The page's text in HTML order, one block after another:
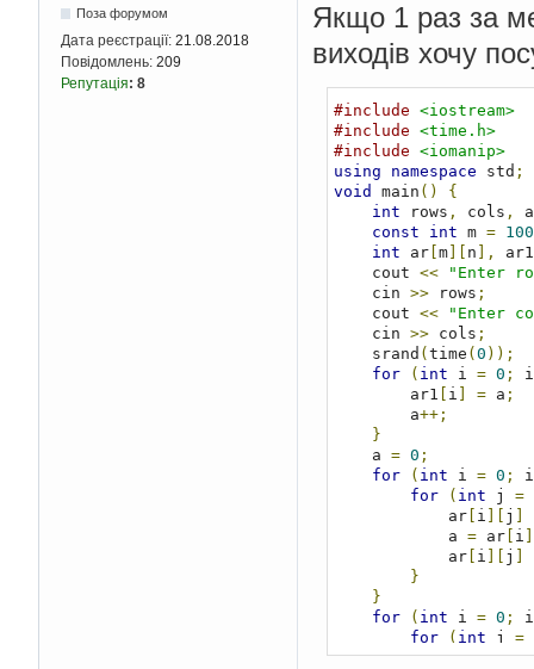
}
                cout
}
            cout
<<
shift down \nchoice:"
            cin
>>
}
    system
("pause"
Поза форумом
Дата реєстрації: 21.08.2018
Повідомлень: 209
Репутація: 8
Якщо 1 раз за
виходів хочу
#include <iostream>
#include <time.h>
#include <iomanip>
using
namespace std ;
void
main ()
{
int rows , cols ,
const
int m = 100
int ar[ m][ n ], ar1
    cout
<<
"Enter
    cin
>> rows ;
    cout
<<
"Enter
    cin
>> cols ;
    srand
( time ( 0 ));
for
( int i = 0 ;
        ar1
i = a ;
        a
++;
}
    a
= 0 ;
for
( int i = 0 ;
for
( int j =
            ar
[ i j
            a
= ar[ i
            ar
[ i j
}
}
for
( int i = 0 ;
for
( int j =
            cout
<<